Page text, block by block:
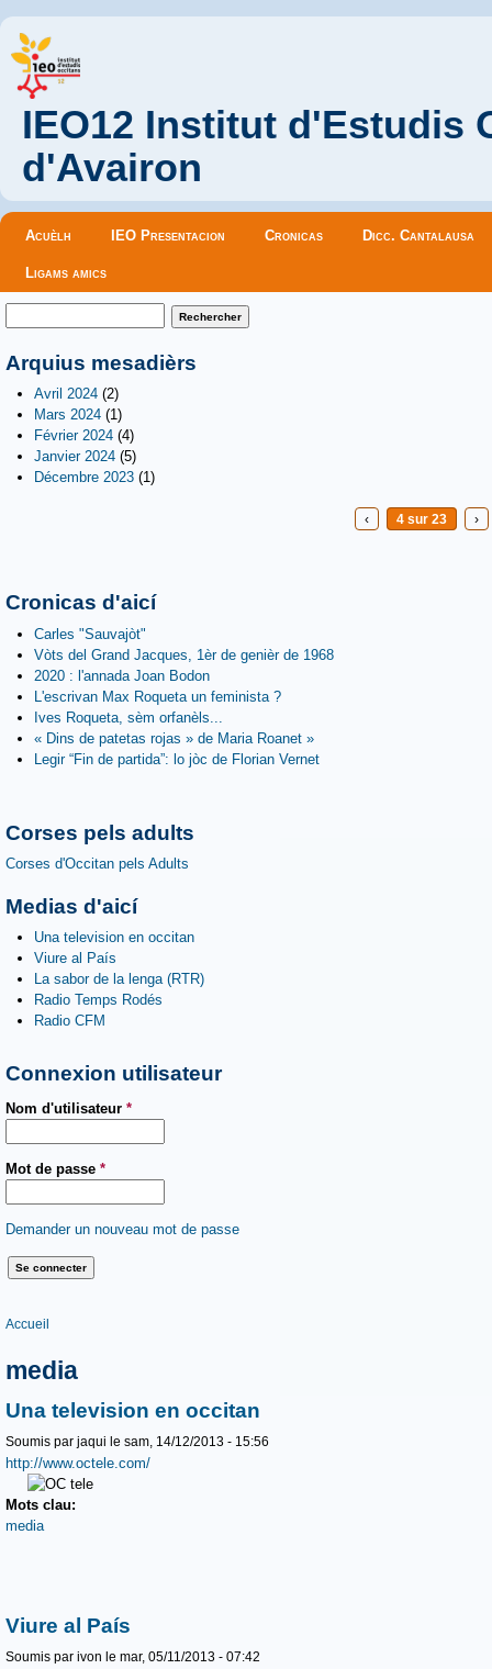
IEO12 Institut d'Estudis
d'Avairon
Menu principal
Acuèlh IEO Presentacion Cronicas Dicc. Cantalausa
Ligams amics
Formulaire de recherche
Arquius mesadièrs
Avril 2024 (2)
Mars 2024 (1)
Février 2024 (4)
Janvier 2024 (5)
Décembre 2023 (1)
‹ 4 sur 23 ›
Cronicas d'aicí
Carles "Sauvajòt"
Vòts del Grand Jacques, 1èr de genièr de 1968
2020 : l'annada Joan Bodon
L'escrivan Max Roqueta un feminista ?
Ives Roqueta, sèm orfanèls...
« Dins de patetas rojas » de Maria Roanet »
Legir “Fin de partida”: lo jòc de Florian Vernet
Corses pels adults
Corses d'Occitan pels Adults
Medias d'aicí
Una television en occitan
Viure al País
La sabor de la lenga (RTR)
Radio Temps Rodés
Radio CFM
Connexion utilisateur
Nom d'utilisateur *
Mot de passe *
Demander un nouveau mot de passe
Vous êtes ici
Accueil
media
Una television en occitan
Soumis par jaqui le sam, 14/12/2013 - 15:56
http://www.octele.com/
Mots clau:
media
Viure al País
Soumis par ivon le mar, 05/11/2013 - 07:42